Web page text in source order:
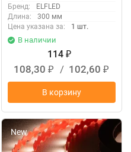
Бренд:
ELFLED
Длина:
300 мм
Цена указана за:
1 шт.
В наличии
114 ₽
108,30 ₽ / 102,60 ₽
В корзину
New